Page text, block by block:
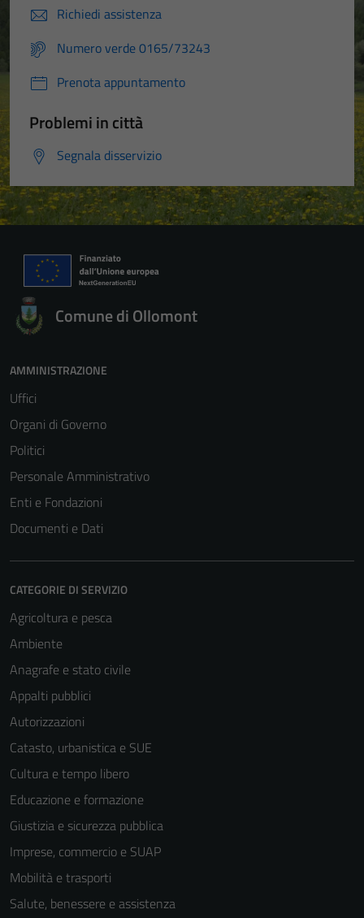
Richiedi assistenza
Numero verde 0165/73243
Prenota appuntamento
Problemi in città
Segnala disservizio
Comune di Ollomont
AMMINISTRAZIONE
Uffici
Organi di Governo
Politici
Personale Amministrativo
Enti e Fondazioni
Documenti e Dati
CATEGORIE DI SERVIZIO
Agricoltura e pesca
Ambiente
Anagrafe e stato civile
Appalti pubblici
Autorizzazioni
Catasto, urbanistica e SUE
Cultura e tempo libero
Educazione e formazione
Giustizia e sicurezza pubblica
Imprese, commercio e SUAP
Mobilità e trasporti
Salute, benessere e assistenza